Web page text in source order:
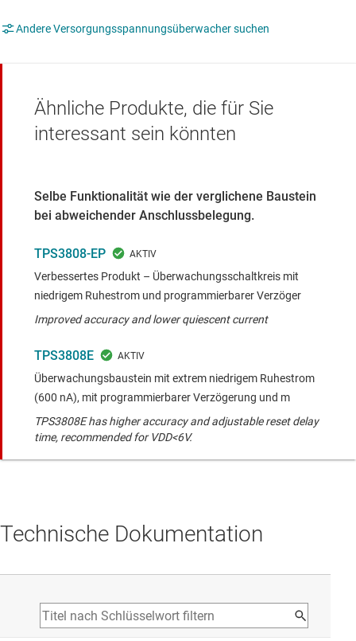
Andere Versorgungsspannungsüberwacher suchen
Ähnliche Produkte, die für Sie
interessant sein könnten
Selbe Funktionalität wie der verglichene Baustein
bei abweichender Anschlussbelegung.
TPS3808-EP
Verbessertes Produkt – Überwachungsschaltkreis mit
niedrigem Ruhestrom und programmierbarer Verzöger
Improved accuracy and lower quiescent current
TPS3808E
Überwachungsbaustein mit extrem niedrigem Ruhestrom
(600 nA), mit programmierbarer Verzögerung und m
TPS3808E has higher accuracy and adjustable reset delay
time, recommended for VDD<6V.
Technische Dokumentation